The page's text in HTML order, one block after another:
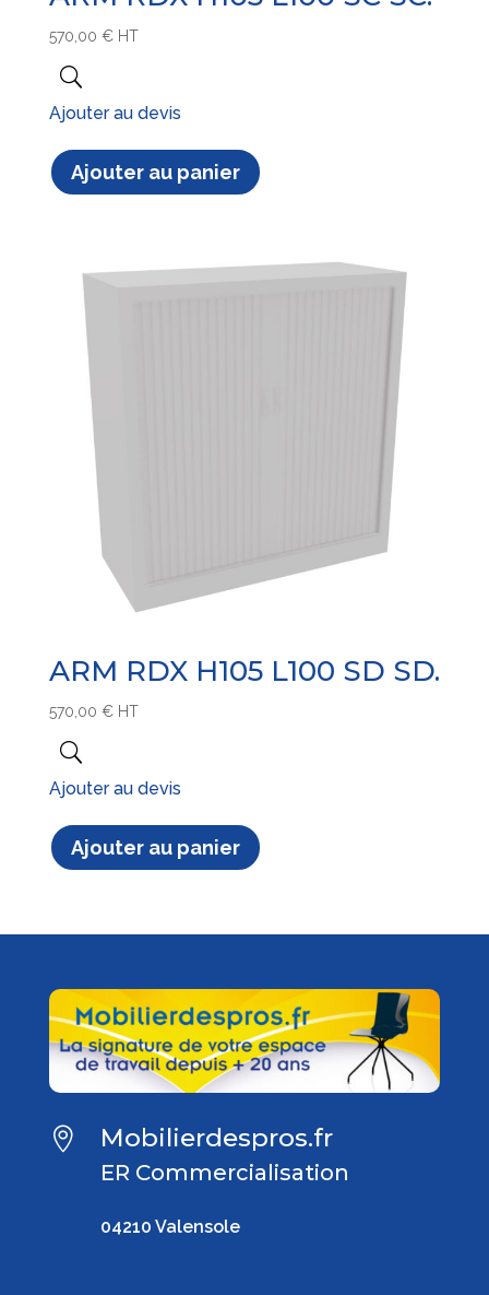
570,00 € HT
Ajouter au devis
Ajouter au panier
ARM RDX H105 L100 SD SD.
570,00 € HT
Ajouter au devis
Ajouter au panier
 Mobilierdespros.fr
ER Commercialisation
04210 Valensole